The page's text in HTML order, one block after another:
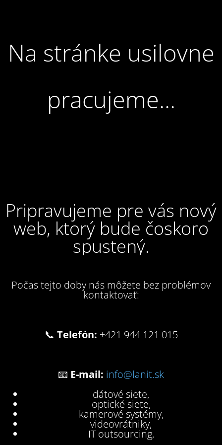
Na stránke usilovne
pracujeme...
Pripravujeme pre vás nový
web, ktorý bude čoskoro
spustený.
Počas tejto doby nás môžete bez problémov
kontaktovať:
📞 Telefón: +421 944 121 015
📧 E-mail: info@lanit.sk
dátové siete,
optické siete,
kamerové systémy,
videovrátniky,
IT outsourcing,